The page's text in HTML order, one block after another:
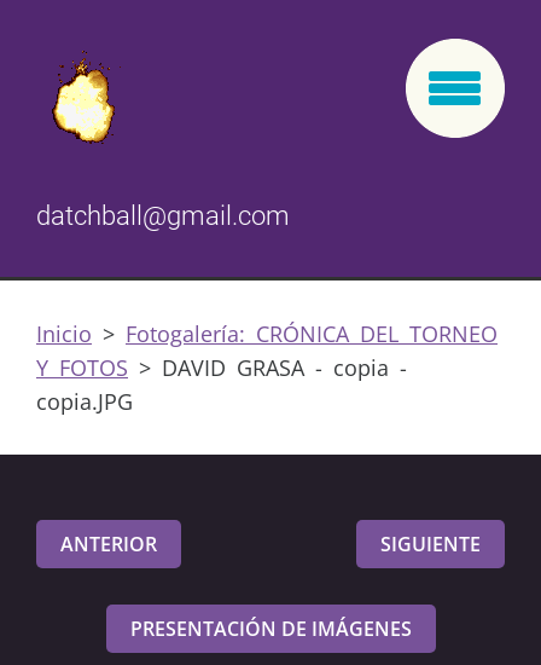
datchball@gmail.com
Inicio > Fotogalería: CRÓNICA DEL TORNEO
Y FOTOS > DAVID GRASA - copia -
copia.JPG
ANTERIOR SIGUIENTE
PRESENTACIÓN DE IMÁGENES